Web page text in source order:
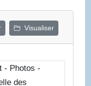
Visualiser